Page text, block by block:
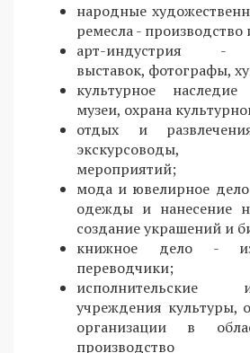
народные
ремесла - производство
арт-индустрия -
выставок, фотографы,
культурное
музеи, охрана
отдых и
экскурсоводы,
мероприятий;
мода и ювелирное
одежды и нанесение
создание украшений и
книжное дело -
переводчики;
исполнительские
учреждения культуры,
организации в
производство